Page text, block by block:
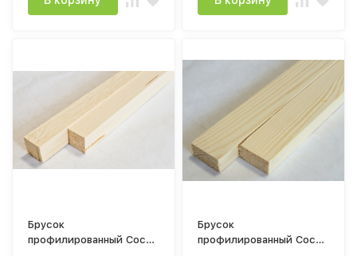
Брусок
профилированный Сосна
Брусок
профилированный Сосна